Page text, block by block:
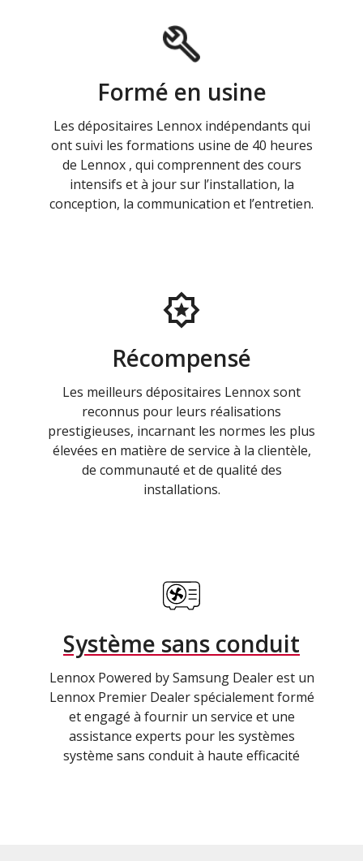
Formé en usine
Les dépositaires Lennox indépendants qui
ont suivi les formations usine de 40 heures
de Lennox , qui comprennent des cours
intensifs et à jour sur l’installation, la
conception, la communication et l’entretien.
Récompensé
Les meilleurs dépositaires Lennox sont
reconnus pour leurs réalisations
prestigieuses, incarnant les normes les plus
élevées en matière de service à la clientèle,
de communauté et de qualité des
installations.
Système sans conduit
Lennox Powered by Samsung Dealer est un
Lennox Premier Dealer spécialement formé
et engagé à fournir un service et une
assistance experts pour les systèmes
système sans conduit à haute efficacité